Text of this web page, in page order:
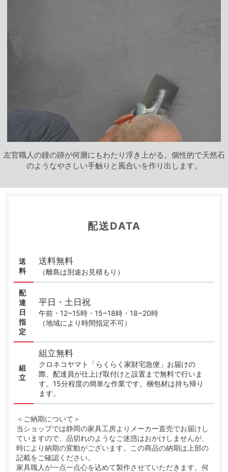
左官職人の鏝の跡が何層にもわたり浮き上がる。個性的で天然石
のようなやさしい手触りと風合いを作り出します。
配送DATA
送
料
送料無料
（離島は別途お見積もり）
配
達
日
指
定
平日・土日祝
午前・12~15時・15~18時・18~20時
（地域により時間指定不可）
組
立
組立無料
クロネコヤマト「らくらく家財宅急便」お届けの
際、配達員が仕上げ取付けと設置まで無料で行いま
す。15分程度の簡単な作業です。梱包材は持ち帰り
ます。
＜ご納期について＞
当ショップでは静岡の家具工房よりメーカー直売でお届けし
ていますので、品切れのようなご迷惑はおかけしませんが、
時により納期の変動がございます。この商品の納期は上部の
記載をご確認ください。
家具職人が一点一点心を込めて製作させていただきます。何